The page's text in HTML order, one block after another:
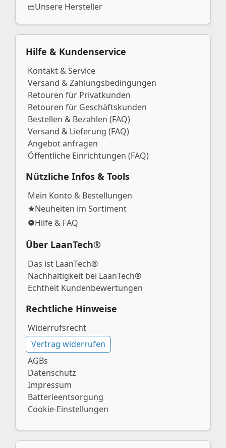
Unsere Hersteller
Hilfe & Kundenservice
Kontakt & Service
Versand & Zahlungsbedingungen
Retouren für Privatkunden
Retouren für Geschäftskunden
Bestellen & Bezahlen (FAQ)
Versand & Lieferung (FAQ)
Angebot anfragen
Öffentliche Einrichtungen (FAQ)
Nützliche Infos & Tools
Mein Konto & Bestellungen
Neuheiten im Sortiment
Hilfe & FAQ
Über LaanTech®
Das ist LaanTech®
Nachhaltigkeit bei LaanTech®
Echtheit Kundenbewertungen
Rechtliche Hinweise
Widerrufsrecht
Vertrag widerrufen
AGBs
Datenschutz
Impressum
Batterieentsorgung
Cookie-Einstellungen